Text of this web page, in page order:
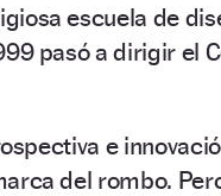
escuela de
pasó a dirigir el
e
del rombo.